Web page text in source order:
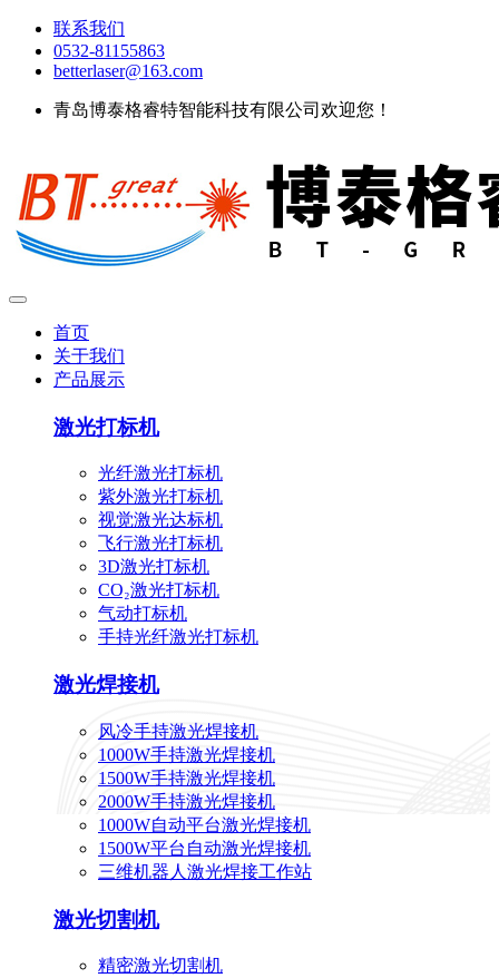
联系我们
0532-81155863
betterlaser@163.com
青岛博泰格睿特智能科技有限公司欢迎您！
首页
关于我们
产品展示
激光打标机
光纤激光打标机
紫外激光打标机
视觉激光达标机
飞行激光打标机
3D激光打标机
CO₂激光打标机
气动打标机
手持光纤激光打标机
激光焊接机
风冷手持激光焊接机
1000W手持激光焊接机
1500W手持激光焊接机
2000W手持激光焊接机
1000W自动平台激光焊接机
1500W平台自动激光焊接机
三维机器人激光焊接工作站
激光切割机
精密激光切割机